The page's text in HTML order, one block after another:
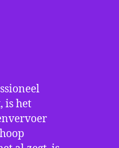
is het